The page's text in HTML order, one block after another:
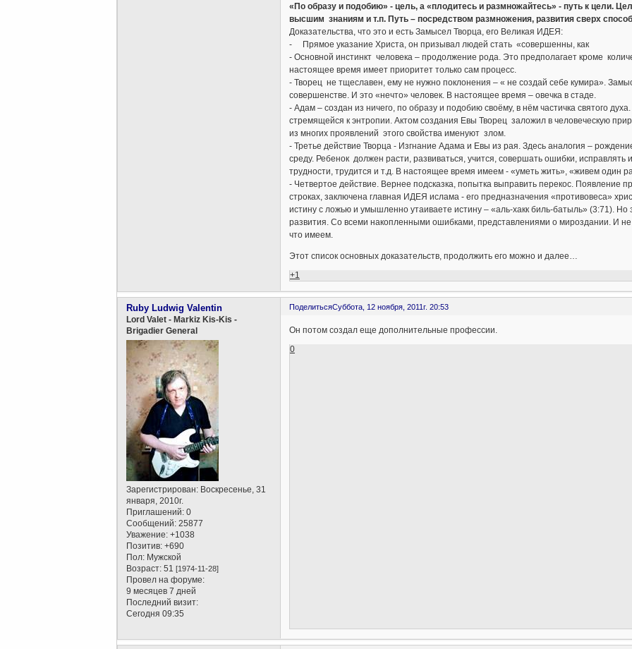
«По образу и подобию» - цель, а «плодитесь и размножайтесь» - путь к цели.
высшим знаниям и т.п. Путь – посредством размножения, развития сверх
Доказательства, что это и есть Замысел Творца, его Великая ИДЕЯ:
- Прямое указание Христа, он призывал людей стать «совершенны,
- Основной инстинкт человека – продолжение рода. Это предполагает кроме
настоящее время имеет приоритет только сам процесс.
- Творец не тщеславен, ему не нужно поклонения – « не создай себе кумира».
совершенстве. И это «нечто» человек. В настоящее время – овечка в стаде.
- Адам – создан из ничего, по образу и подобию своёму, в нём частичка святого
стремящейся к энтропии. Актом создания Евы Творец заложил в человеческую
из многих проявлений этого свойства именуют злом.
- Третье действие Творца - Изгнание Адама и Евы из рая. Здесь аналогия –
среду. Ребенок должен расти, развиваться, учится, совершать ошибки,
трудности, трудится и т.д. В настоящее время имеем - «уметь жить», «живем один
- Четвертое действие. Вернее подсказка, попытка выправить перекос. Появление
строках, заключена главная ИДЕЯ ислама - его предназначения «противовеса»
истину с ложью и умышленно утаиваете истину – «аль-хакк биль-батыль» (3:71).
развития. Со всеми накопленными ошибками, представлениями о мироздании. И
что имеем.
Этот список основных доказательств, продолжить его можно и далее…
+1
ПоделитьсяСуббота, 12 ноября, 2011г. 20:53
Ruby Ludwig Valentin
Lord Valet - Markiz Kis-Kis -
Brigadier General
Зарегистрирован: Воскресенье, 31
января, 2010г.
Приглашений: 0
Сообщений: 25877
Уважение: +1038
Позитив: +690
Пол: Мужской
Возраст: 51[1974-11-28]
Провел на форуме:
9 месяцев 7 дней
Последний визит:
Сегодня 09:35
Он потом создал еще дополнительные профессии.
0